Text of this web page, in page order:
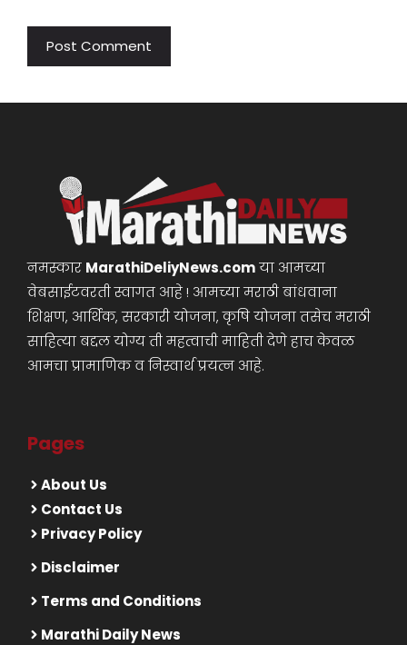
नमस्कार MarathiDeliyNews.comया आमच्या
वेबसाईटवरती स्वागत आहे ! आमच्या मराठी बांधवाना
शिक्षण, आर्थिक, सरकारी योजना, कृषि योजना तसेच मराठी
साहित्या बद्दल योग्य ती महत्वाची माहिती देणे हाच केवळ
आमचा प्रामाणिक व निस्वार्थ प्रयत्न आहे.
Pages
About Us
Contact Us
Privacy Policy
Disclaimer
Terms and Conditions
Marathi Daily News